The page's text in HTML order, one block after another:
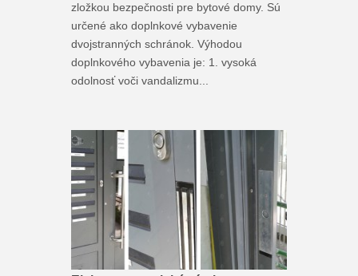
zložkou bezpečnosti pre bytové domy. Sú
určené ako doplnkové vybavenie
dvojstranných schránok. Výhodou
doplnkového vybavenia je: 1. vysoká
odolnosť voči vandalizmu...